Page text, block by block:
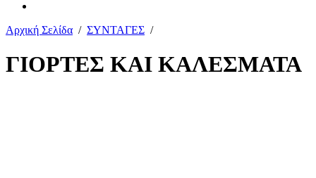
Αρχική Σελίδα / ΣΥΝΤΑΓΕΣ /
ΓΙΟΡΤΕΣ ΚΑΙ ΚΑΛΕΣΜΑΤΑ